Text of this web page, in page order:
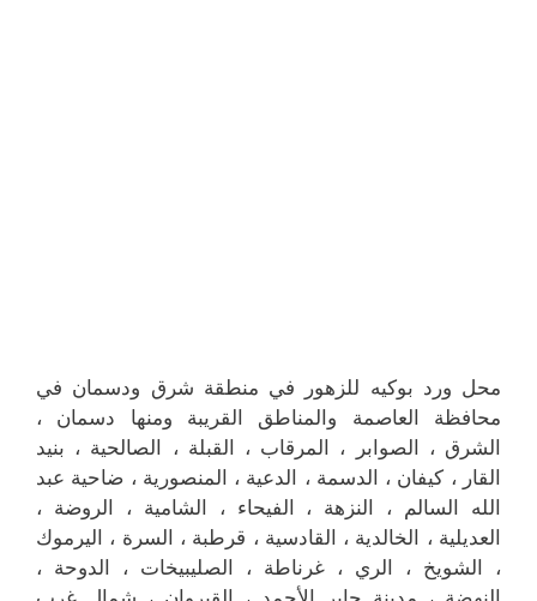
محل ورد بوكيه للزهور في منطقة شرق ودسمان في
محافظة العاصمة والمناطق القريبة ‎ومنها دسمان ،
الشرق ، الصوابر ، المرقاب ، القبلة ، الصالحية ، بنيد
القار ، كيفان ، الدسمة ، الدعية ، المنصورية ، ضاحية عبد
الله السالم ، النزهة ، الفيحاء ، الشامية ، الروضة ،
العديلية ، الخالدية ، القادسية ، قرطبة ، السرة ، اليرموك
، الشويخ ، الري ، غرناطة ، الصليبيخات ، الدوحة ،